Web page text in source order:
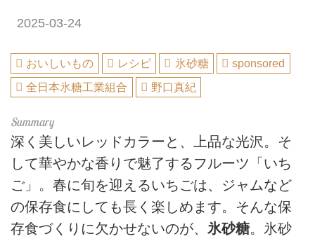
2025-03-24
おいしいもの レシピ 氷砂糖
sponsored
全日本氷糖工業組合
野口真紀
深く美しいレッドカラーと、上品な光沢。そ
して華やかな香りで魅了するフルーツ「いち
ご」。春に旬を迎えるいちごは、ジャムなど
の保存食にしても長く楽しめます。そんな保
存食づくりに欠かせないのが、 氷砂糖。氷砂